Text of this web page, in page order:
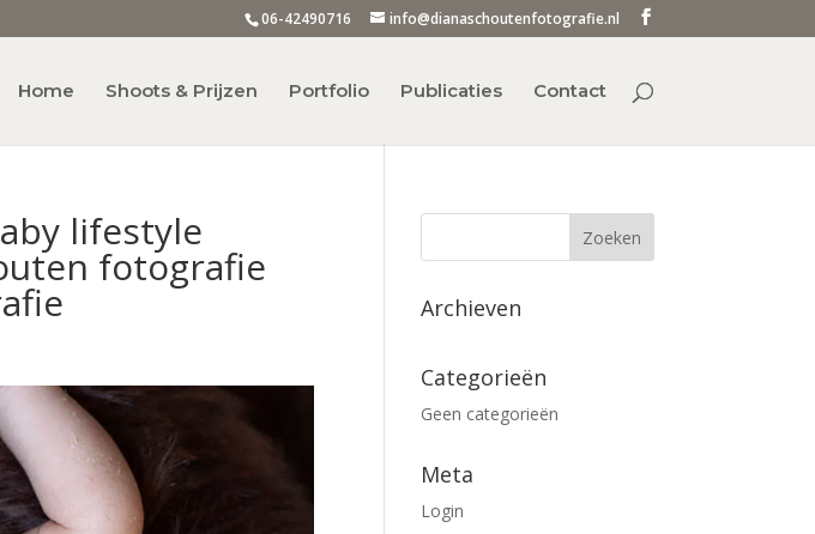
06-42490716 info@dianaschoutenfotografie.nl
Home Shoots & Prijzen Portfolio Publicaties Contact
lifestyle
fotografie
Archieven
Categorieën
Geen categorieën
Meta
Login